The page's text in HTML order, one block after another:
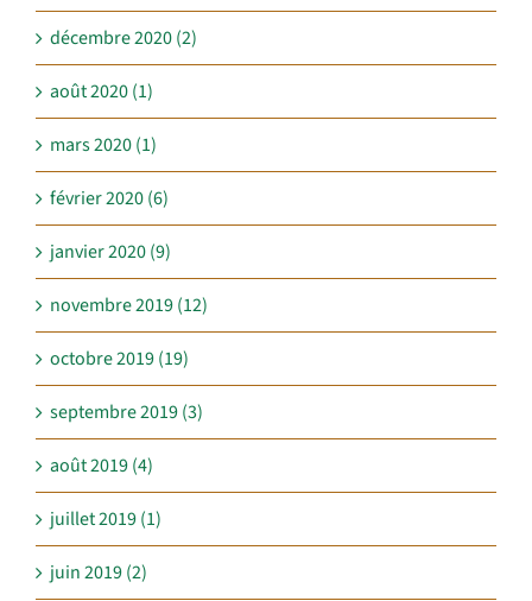
décembre 2020 (2)
août 2020 (1)
mars 2020 (1)
février 2020 (6)
janvier 2020 (9)
novembre 2019 (12)
octobre 2019 (19)
septembre 2019 (3)
août 2019 (4)
juillet 2019 (1)
juin 2019 (2)